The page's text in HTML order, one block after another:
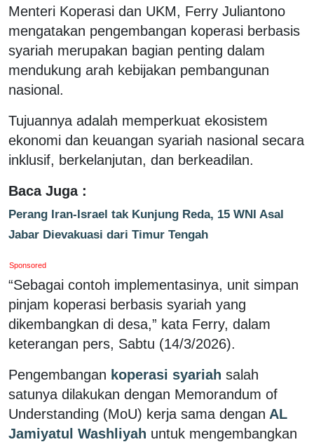
Menteri Koperasi dan UKM, Ferry Juliantono
mengatakan pengembangan koperasi berbasis
syariah merupakan bagian penting dalam
mendukung arah kebijakan pembangunan
nasional.
Tujuannya adalah memperkuat ekosistem
ekonomi dan keuangan syariah nasional secara
inklusif, berkelanjutan, dan berkeadilan.
Baca Juga :
Perang Iran-Israel tak Kunjung Reda, 15 WNI Asal
Jabar Dievakuasi dari Timur Tengah
Sponsored
“Sebagai contoh implementasinya, unit simpan
pinjam koperasi berbasis syariah yang
dikembangkan di desa,” kata Ferry, dalam
keterangan pers, Sabtu (14/3/2026).
Pengembangan koperasi syariah salah
satunya dilakukan dengan Memorandum of
Understanding (MoU) kerja sama dengan AL
Jamiyatul Washliyah untuk mengembangkan